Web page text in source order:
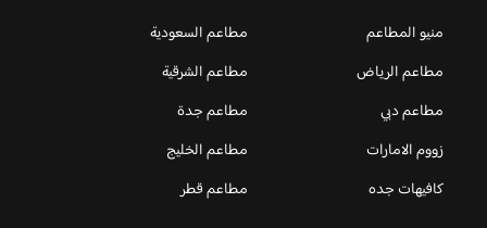
منيو المطاعم
مطاعم السعودية
مطاعم الرياض
مطاعم الشرقية
مطاعم دبي
مطاعم جدة
زووم الامارات
مطاعم الخليج
كافيهات جده
مطاعم قطر